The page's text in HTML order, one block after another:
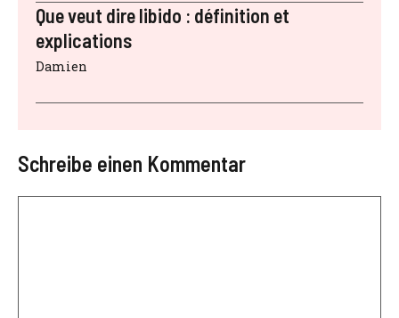
Que veut dire libido : définition et
explications
Damien
Schreibe einen Kommentar